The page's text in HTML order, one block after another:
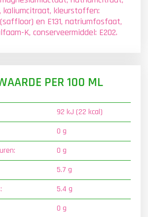
kaliumcitraat, kleurstoffen:
en E131, natriumfosfaat,
K, conserveermiddel: E202.
PER 100 ML
92 kJ (22 kcal)
0 g
0 g
5.7 g
5.4 g
0 g